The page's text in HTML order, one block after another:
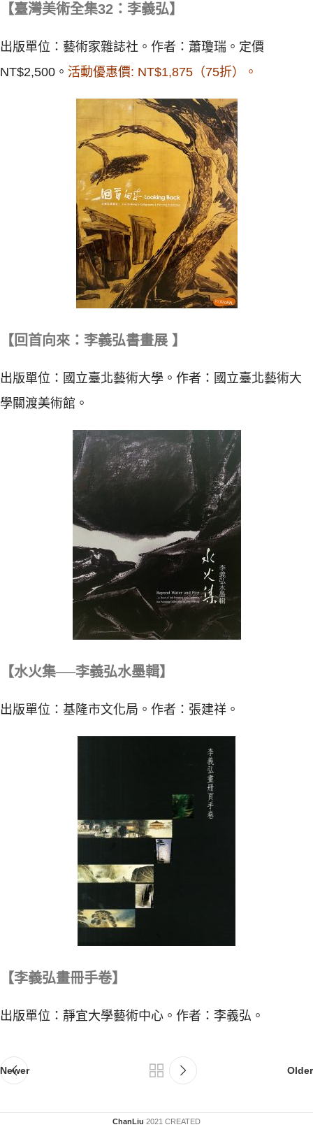
【臺灣美術全集32：李義弘】
出版單位：藝術家雜誌社。作者：蕭瓊瑞。定價
NT$2,500。 活動優惠價: NT$1,875（75折）。
【回首向來：李義弘書畫展 】
出版單位：國立臺北藝術大學。作者：國立臺北藝術大
學關渡美術館。
【水火集──李義弘水墨輯】
出版單位：基隆市文化局。作者：張建祥。
【李義弘畫冊手卷】
出版單位：靜宜大學藝術中心。作者：李義弘。
Newer Older
ChanLiu 2021 CREATED